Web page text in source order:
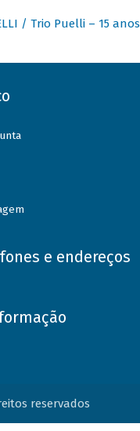
/ Trio Puelli – 15 anos
e endereços
reservados